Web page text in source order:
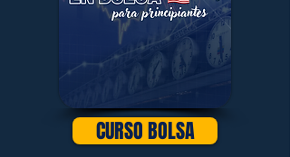
CURSO BOLSA